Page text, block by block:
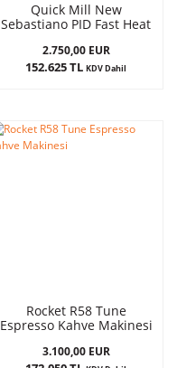
Quick Mill New
Sebastiano PID Fast Heat
2.750,00 EUR
152.625 TL KDV Dahil
Rocket R58 Tune
Espresso Kahve Makinesi
3.100,00 EUR